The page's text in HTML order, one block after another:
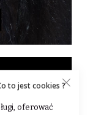
to jest cookies ?
oferować